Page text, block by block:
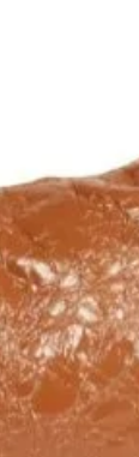
il
de
une
porté